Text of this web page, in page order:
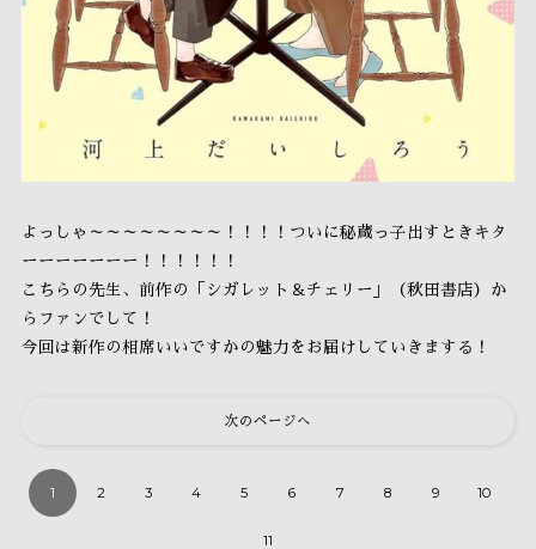
よっしゃ～～～～～～～～！！！！ついに秘蔵っ子出すときキタ
ーーーーーーー！！！！！！
こちらの先生、前作の「シガレット＆チェリー」（秋田書店）か
らファンでして！
今回は新作の相席いいですかの魅力をお届けしていきまする！
次のページへ
1 2 3 4 5 6 7 8 9 10
11